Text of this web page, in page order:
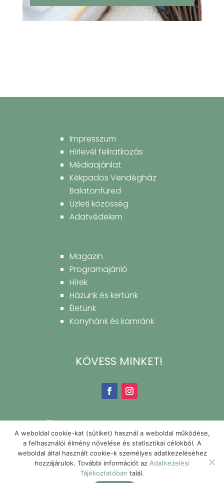
Impresszum
Hírlevél feliratkozás
Médiaajánlat
Kékpados Vendégház
Balatonfüred
Üzleti közösség
Adatvédelem
Magazin
Programajánló
Hírek
Házunk és kertünk
Életünk
Konyhánk és kamránk
KÖVESS MINKET!
A weboldal cookie-kat (sütiket) használ a weboldal működése,
a felhasználói élmény növelése és statisztikai célokból. A
weboldal által használt cookie-k személyes adatkezeléséhez
hozzájárulok. További információt az Adatkezelési
Tájékoztatóban talál.